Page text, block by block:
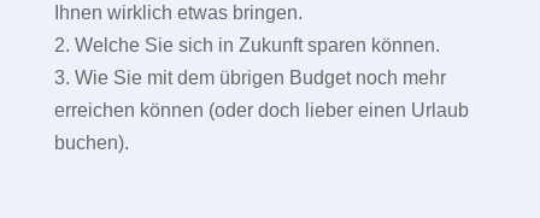
Ihnen wirklich etwas bringen.
2. Welche Sie sich in Zukunft sparen können.
3. Wie Sie mit dem übrigen Budget noch mehr
erreichen können (oder doch lieber einen Urlaub
buchen).